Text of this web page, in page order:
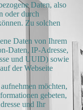
Daten, also
oder durch
Zu solchen
Daten von Ihrem
Daten, IP-Adresse,
und UUID) sowie
der Webseite
möchten,
gebeten,
und Ihr